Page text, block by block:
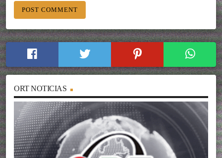
ORT NOTICIAS